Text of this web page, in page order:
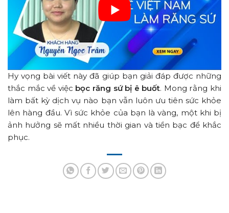
Hy vọng bài viết này đã giúp bạn giải đáp được những
thắc mắc về việc bọc răng sứ bị ê buốt. Mong rằng khi
làm bất kỳ dịch vụ nào bạn vẫn luôn ưu tiên sức khỏe
lên hàng đầu. Vì sức khỏe của bạn là vàng, một khi bị
ảnh hưởng sẽ mất nhiều thời gian và tiền bạc để khắc
phục.